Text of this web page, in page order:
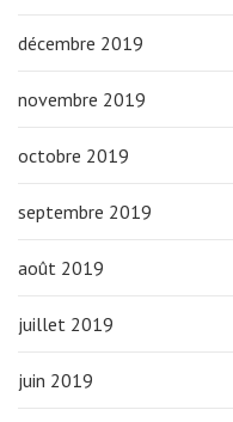
décembre 2019
novembre 2019
octobre 2019
septembre 2019
août 2019
juillet 2019
juin 2019